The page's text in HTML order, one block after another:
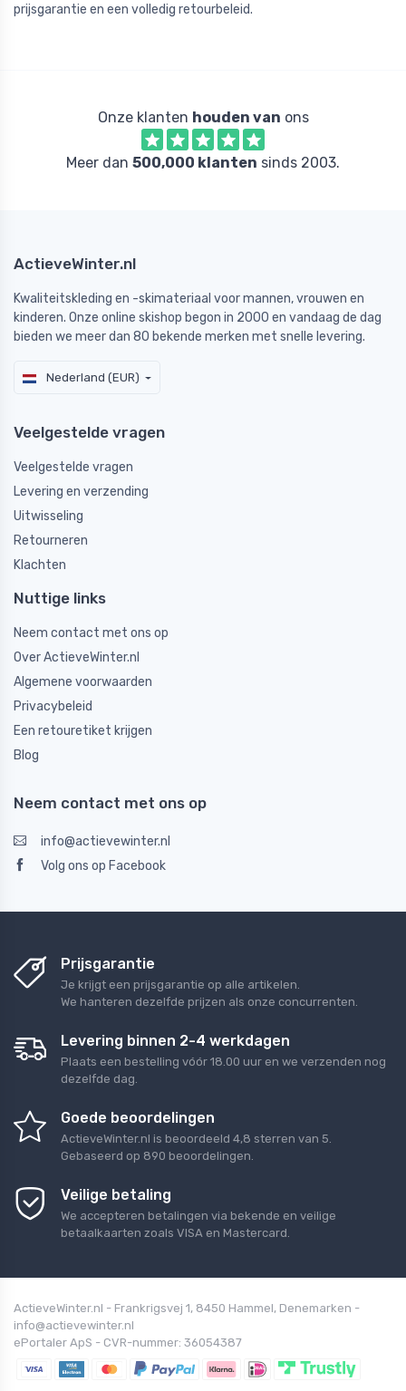
prijsgarantie en een volledig retourbeleid.
Onze klanten houden van ons
Meer dan 500,000 klanten sinds 2003.
ActieveWinter.nl
Kwaliteitskleding en -skimateriaal voor mannen, vrouwen en
kinderen. Onze online skishop begon in 2000 en vandaag de dag
bieden we meer dan 80 bekende merken met snelle levering.
Nederland (EUR)
Veelgestelde vragen
Veelgestelde vragen
Levering en verzending
Uitwisseling
Retourneren
Klachten
Nuttige links
Neem contact met ons op
Over ActieveWinter.nl
Algemene voorwaarden
Privacybeleid
Een retouretiket krijgen
Blog
Neem contact met ons op
info@actievewinter.nl
Volg ons op Facebook
Prijsgarantie
Je krijgt een prijsgarantie op alle artikelen.
We hanteren dezelfde prijzen als onze concurrenten.
Levering binnen 2-4 werkdagen
Plaats een bestelling vóór 18.00 uur en we verzenden nog
dezelfde dag.
Goede beoordelingen
ActieveWinter.nl is beoordeeld 4,8 sterren van 5
Gebaseerd op 890 beoordelingen.
Veilige betaling
We accepteren betalingen via bekende en veilige
betaalkaarten zoals VISA en Mastercard.
ActieveWinter.nl - Frankrigsvej 1, 8450 Hammel, Denemarken -
info@actievewinter.nl
ePortaler ApS - CVR-nummer: 36054387